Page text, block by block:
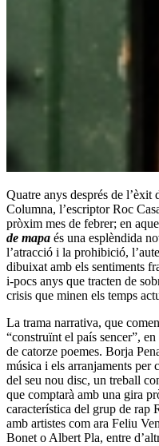
Quatre anys després de l’èxit
Columna, l’escriptorRoc
pròxim mes de febrer; en
de mapa és una esplèndida
l’atracció i la prohibició,
dibuixat amb els sentiments
i-pocs anys que tracten de
crisis que minen els temps
La trama narrativa, que
“construïnt el país sencer”,
de catorze poemes. Borja
música i els arranjaments per
del seu nou disc, un treball
que comptarà amb una gira
característica del grup de rap
amb artistes com ara Feliu
Bonet o Albert Pla, entre